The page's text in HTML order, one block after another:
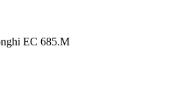
EC 685.M